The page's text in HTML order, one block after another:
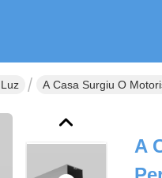
A Casa Surgiu O
A